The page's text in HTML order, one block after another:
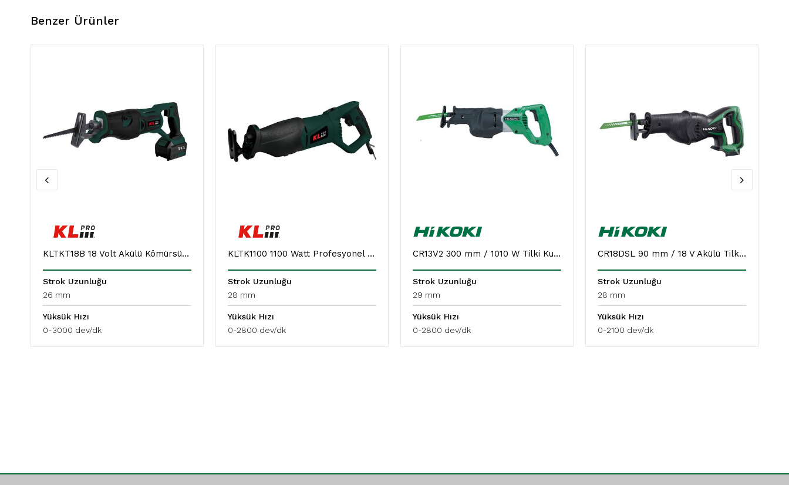
Benzer Ürünler
KLTKT18B 18 Volt Akülü Kömürsüz Profesyonel Tilki Kuyruğu Testere
Strok Uzunluğu
26 mm
Yüksük Hızı
0-3000 dev/dk
KLTK1100 1100 Watt Profesyonel Tilki Kuyruğu Testere
Strok Uzunluğu
28 mm
Yüksük Hızı
0-2800 dev/dk
CR13V2 300 mm / 1010 W Tilki Kuyruğu
Strok Uzunluğu
29 mm
Yüksük Hızı
0-2800 dev/dk
CR18DSL 90 mm / 18 V Akülü Tilki Kuyruğu Testere
Strok Uzunluğu
28 mm
Yüksük Hızı
0-2100 dev/dk